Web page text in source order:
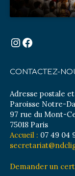
Instagram
Facebook
CONTACTEZ-
Adresse postale
Paroisse Notre-
97 rue du Mont-
75018 Paris
Accueil : 07 49 04
Demander un